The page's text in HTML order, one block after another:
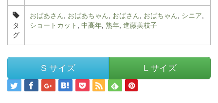
タ
グ
おばあさん おばあちゃん おばさん おばちゃん シニア
ショートカット
中高年 熟年 進藤美枝子
S サイズ L サイズ